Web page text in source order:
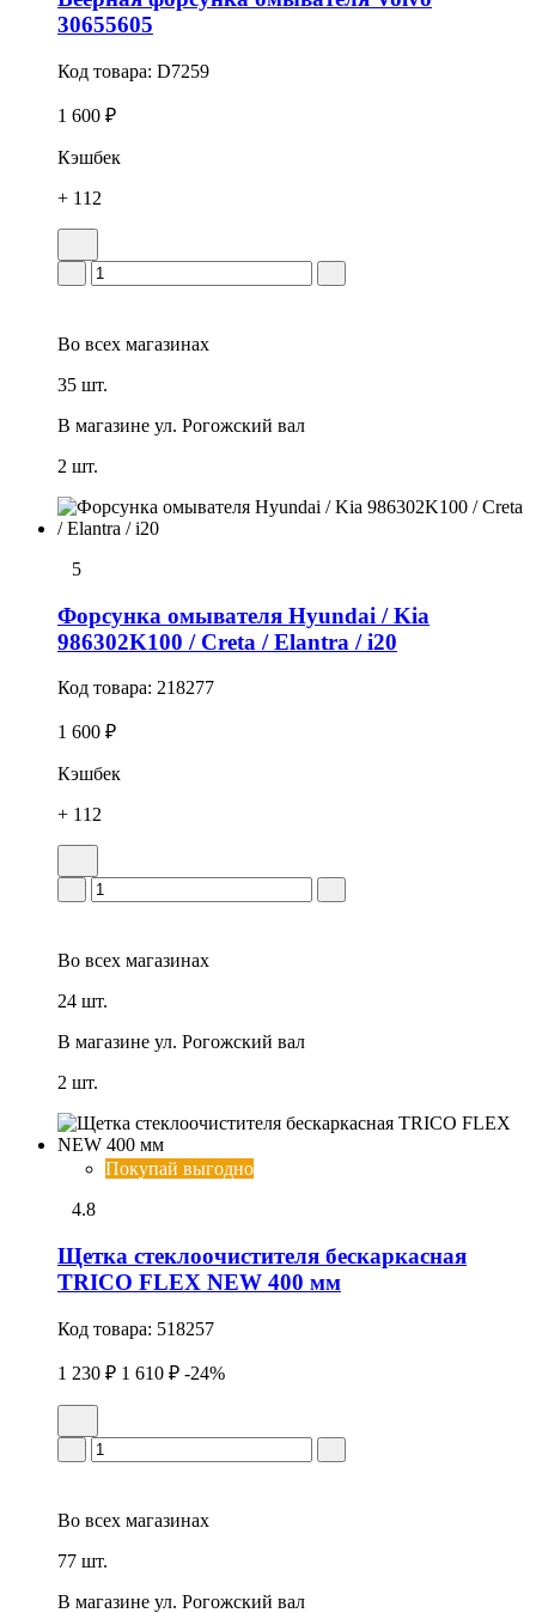
30655605
Код товара: D7259
1 600 ₽
Кэшбек
+ 112
Во всех магазинах
35 шт.
В магазине ул. Рогожский вал
2 шт.
5
Форсунка омывателя Hyundai / Kia
986302K100 / Creta / Elantra / i20
Код товара: 218277
1 600 ₽
Кэшбек
+ 112
Во всех магазинах
24 шт.
В магазине ул. Рогожский вал
2 шт.
Покупай выгодно
4.8
Щетка стеклоочистителя бескаркасная
TRICO FLEX NEW 400 мм
Код товара: 518257
1 230 ₽ 1 610 ₽ -24%
Во всех магазинах
77 шт.
В магазине ул. Рогожский вал